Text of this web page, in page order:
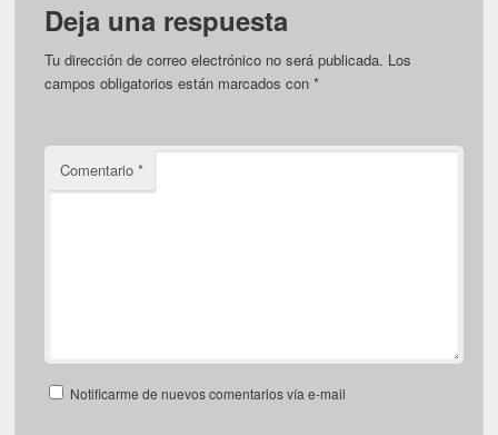
Deja una respuesta
Tu dirección de correo electrónico no será publicada. Los
campos obligatorios están marcados con*
Comentario*
Notificarme de nuevos comentarios vía e-mail